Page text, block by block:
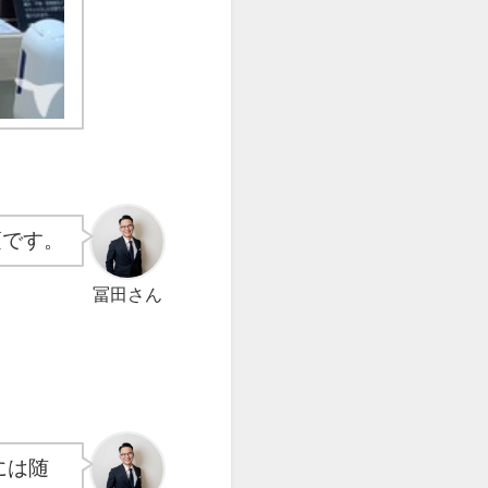
冨田さん
す。
は随